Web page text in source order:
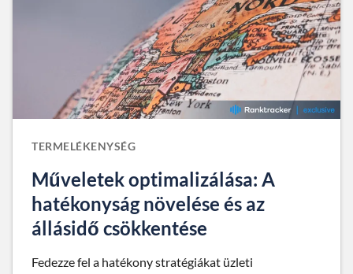
TERMELÉKENYSÉG
Műveletek optimalizálása: A
hatékonyság növelése és az
állásidő csökkentése
Fedezze fel a hatékony stratégiákat üzleti